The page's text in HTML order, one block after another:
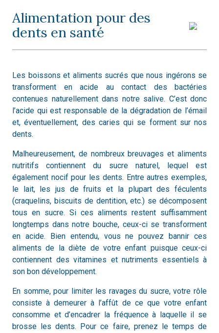
Alimentation pour des
dents en santé
Les boissons et aliments sucrés que nous ingérons se
transforment en acide au contact des bactéries
contenues naturellement dans notre salive. C’est donc
l’acide qui est responsable de la dégradation de l’émail
et, éventuellement, des caries qui se forment sur nos
dents.
Malheureusement, de nombreux breuvages et aliments
nutritifs contiennent du sucre naturel, lequel est
également nocif pour les dents. Entre autres exemples,
le lait, les jus de fruits et la plupart des féculents
(craquelins, biscuits de dentition, etc.) se décomposent
tous en sucre. Si ces aliments restent suffisamment
longtemps dans notre bouche, ceux-ci se transforment
en acide. Bien entendu, vous ne pouvez bannir ces
aliments de la diète de votre enfant puisque ceux-ci
contiennent des vitamines et nutriments essentiels à
son bon développement.
En somme, pour limiter les ravages du sucre, votre rôle
consiste à demeurer à l’affût de ce que votre enfant
consomme et d’encadrer la fréquence à laquelle il se
brosse les dents. Pour ce faire, prenez le temps de